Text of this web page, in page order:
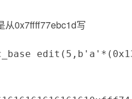
从0x7ffff77ebc1d写
edit ( 5 , b'a' * (